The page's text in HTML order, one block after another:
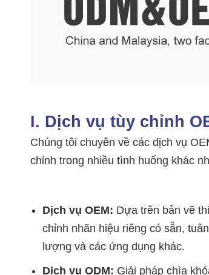
I. Dịch vụ tùy chỉnh
Chúng tôi chuyên về các dịch vụ
chỉnh trong nhiều tình huống khác
Dịch vụ OEM: Dựa trên bản vẽ
chỉnh nhãn hiệu riêng có sẵn,
lượng và các ứng dụng khác.
Dịch vụ ODM: Giải pháp chìa